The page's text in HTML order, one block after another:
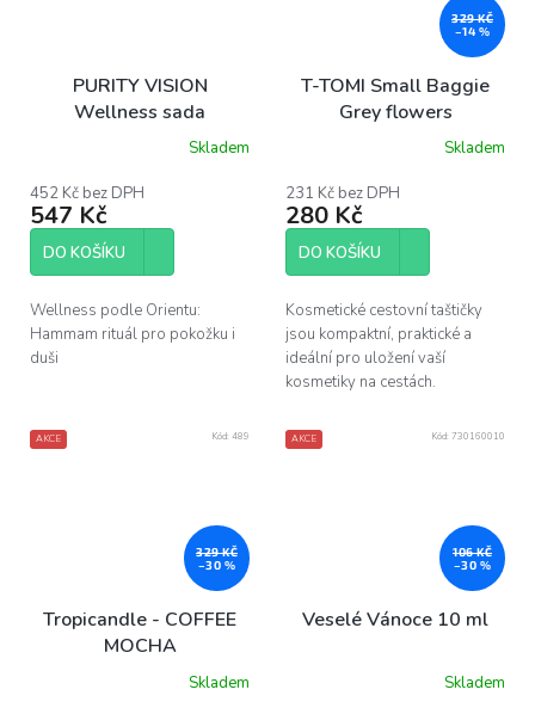
PURITY VISION
Wellness sada
produktu
je
5,0
5
Skladem
452 Kč bez DPH
547 Kč
DO KOŠÍKU
Wellness podle Orientu:
Hammam rituál pro pokožku i
duši
329 KČ
–14 %
T-TOMI Small Baggie
Grey flowers
Skladem
231 Kč bez DPH
280 Kč
DO KOŠÍKU
Kosmetické cestovní taštičky
jsou kompaktní, praktické a
ideální pro uložení vaší
kosmetiky na cestách.
AKCE
329 KČ
–30 %
Tropicandle - COFFEE
MOCHA
Skladem
Kód: 489 AKCE
106 KČ
–30 %
Veselé Vánoce 10 ml
Skladem
Kód: 730160010